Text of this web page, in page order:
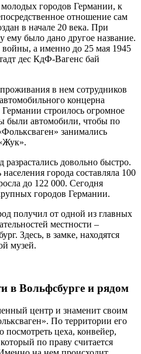
городов Германии, к
отношение сам
в начале 20 века. При
ему было дано другое название.
а именно до 25 мая 1945
дес КдФ-Вагенс бай
в нем сотрудников
концерна
строилось огромное
были автомобили, чтобы по
занимались
разрастались довольно быстро.
города составляла 100
до 122 000. Сегодня
городов Германии.
получил от одной из главных
местности –
Здесь, в замке, находятся
музей.
в Вольфсбурге и рядом
центр и знаменит своим
По территории его
посмотреть цеха, конвейер,
по праву считается